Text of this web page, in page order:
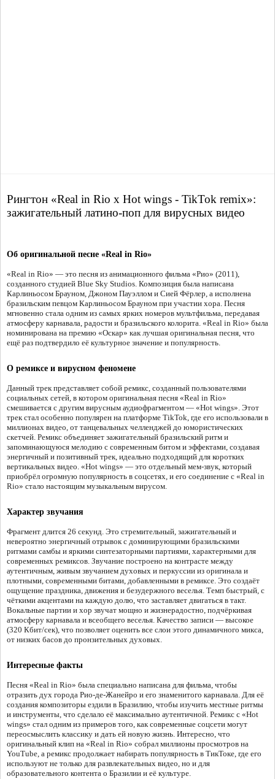
Рингтон «Real in Rio x Hot wings - TikTok remix»:
зажигательный латино-поп для вирусных видео
Об оригинальной песне «Real in Rio»
«Real in Rio» — это песня из анимационного фильма «Рио» (2011),
созданного студией Blue Sky Studios. Композиция была написана
Карлиньосом Брауном, Джоном Пауэллом и Сией Фёрлер, а исполнена
бразильским певцом Карлиньосом Брауном при участии хора. Песня
мгновенно стала одним из самых ярких номеров мультфильма, передавая
атмосферу карнавала, радости и бразильского колорита. «Real in Rio» была
номинирована на премию «Оскар» как лучшая оригинальная песня, что
ещё раз подтвердило её культурное значение и популярность.
О ремиксе и вирусном феномене
Данный трек представляет собой ремикс, созданный пользователями
социальных сетей, в котором оригинальная песня «Real in Rio»
смешивается с другим вирусным аудиофрагментом — «Hot wings». Этот
трек стал особенно популярен на платформе TikTok, где его использовали в
миллионах видео, от танцевальных челленджей до юмористических
скетчей. Ремикс объединяет зажигательный бразильский ритм и
запоминающуюся мелодию с современным битом и эффектами, создавая
энергичный и позитивный трек, идеально подходящий для коротких
вертикальных видео. «Hot wings» — это отдельный мем-звук, который
приобрёл огромную популярность в соцсетях, и его соединение с «Real in
Rio» стало настоящим музыкальным вирусом.
Характер звучания
Фрагмент длится 26 секунд. Это стремительный, зажигательный и
невероятно энергичный отрывок с доминирующими бразильскими
ритмами самбы и яркими синтезаторными партиями, характерными для
современных ремиксов. Звучание построено на контрасте между
аутентичным, живым звучанием духовых и перкуссии из оригинала и
плотными, современными битами, добавленными в ремиксе. Это создаёт
ощущение праздника, движения и безудержного веселья. Темп быстрый, с
чёткими акцентами на каждую долю, что заставляет двигаться в такт.
Вокальные партии и хор звучат мощно и жизнерадостно, подчёркивая
атмосферу карнавала и всеобщего веселья. Качество записи — высокое
(320 Кбит/сек), что позволяет оценить все слои этого динамичного микса,
от низких басов до пронзительных духовых.
Интересные факты
Песня «Real in Rio» была специально написана для фильма, чтобы
отразить дух города Рио-де-Жанейро и его знаменитого карнавала. Для её
создания композиторы ездили в Бразилию, чтобы изучить местные ритмы
и инструменты, что сделало её максимально аутентичной. Ремикс с «Hot
wings» стал одним из примеров того, как современные соцсети могут
переосмыслить классику и дать ей новую жизнь. Интересно, что
оригинальный клип на «Real in Rio» собрал миллионы просмотров на
YouTube, а ремикс продолжает набирать популярность в ТикТоке, где его
используют не только для развлекательных видео, но и для
образовательного контента о Бразилии и её культуре.